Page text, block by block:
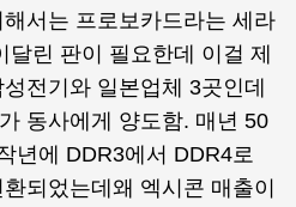
서는 프로보카드라는 세라
린 판이 필요한데 이걸 제
전기와 일본업체 3곳인데
동사에게 양도함. 매년 50
년에 DDR3에서 DDR4로
되었는데왜 엑시콘 매출이